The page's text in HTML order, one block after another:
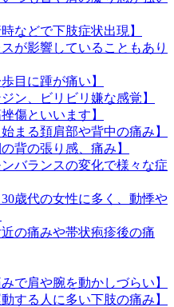
などで下肢症状出現】
が影響していることもあり
目に踵が痛い】
ン、ビリビリ嫌な感覚】
傷といいます】
まる頚肩部や背中の痛み】
背の張り感、痛み】
バランスの変化で様々な症
歳代の女性に多く、動悸や
の痛みや帯状疱疹後の痛
で肩や腕を動かしづらい】
する人に多い下肢の痛み】